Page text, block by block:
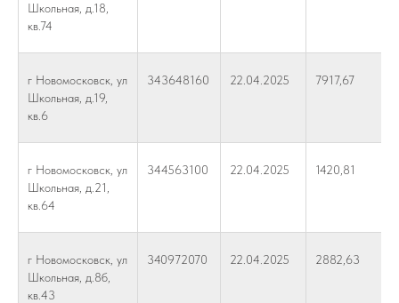
Школьная, д.18,
кв.74
г Новомосковск, ул
Школьная, д.19,
кв.6
343648160 22.04.2025 7917,67
г Новомосковск, ул
Школьная, д.21,
кв.64
344563100 22.04.2025 1420,81
г Новомосковск, ул
Школьная, д.8б,
кв.43
340972070 22.04.2025 2882,63